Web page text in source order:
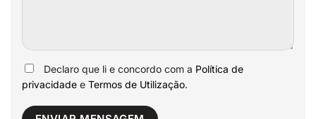
Declaro que li e concordo com a Política de
privacidade e Termos de Utilização.